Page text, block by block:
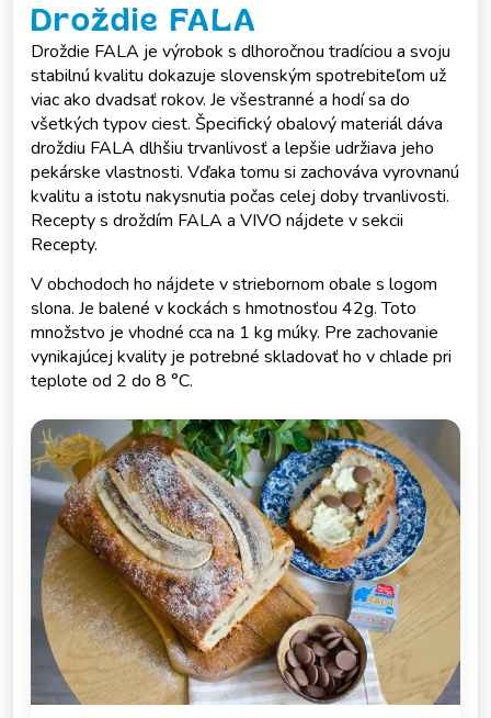
Droždie FALA
Droždie FALA je výrobok s dlhoročnou tradíciou a svoju
stabilnú kvalitu dokazuje slovenským spotrebiteľom už
viac ako dvadsať rokov. Je všestranné a hodí sa do
všetkých typov ciest. Špecifický obalový materiál dáva
droždiu FALA dlhšiu trvanlivosť a lepšie udržiava jeho
pekárske vlastnosti. Vďaka tomu si zachováva vyrovnanú
kvalitu a istotu nakysnutia počas celej doby trvanlivosti.
Recepty s droždím FALA a VIVO nájdete v sekcii
Recepty.
V obchodoch ho nájdete v striebornom obale s logom
slona. Je balené v kockách s hmotnosťou 42g. Toto
množstvo je vhodné cca na 1 kg múky. Pre zachovanie
vynikajúcej kvality je potrebné skladovať ho v chlade pri
teplote od 2 do 8 °C.